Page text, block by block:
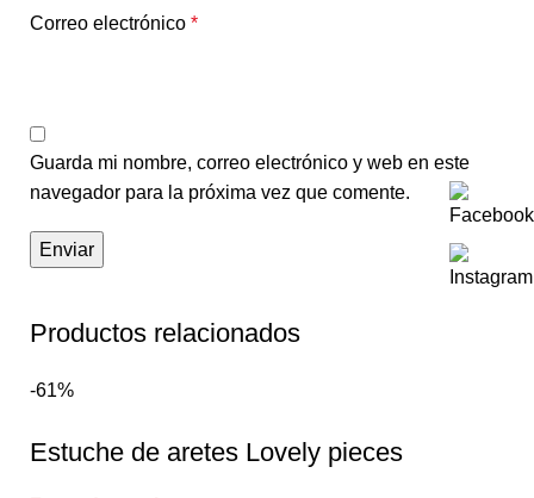
Correo electrónico *
Guarda mi nombre, correo electrónico y web en este
navegador para la próxima vez que comente.
Productos relacionados
-61%
Estuche de aretes Lovely pieces